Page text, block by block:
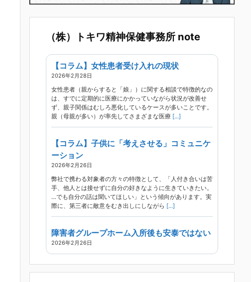
（株）トキワ精神保健事務所 note
【コラム】女性患者受け入れの現状
2026年2月28日
女性患者（親からすると「娘」）に関する相談で特徴的なの
は、すでに定期的に医療にかかっていながら状況が改善せ
ず、親子関係はむしろ悪化しているケースが多いことです。
親（母親が多い）が率先してさまざまな医療 [...]
【コラム】子供に「考えさせる」コミュニケ
ーション
2026年2月26日
弊社で携わる対象者の方々の特徴として、「人付き合いは苦
手、他人とは接せずに自分の好きなように生きていきたい。
…でも自分の話は聞いてほしい」という傾向があります。実
際に、第三者に敵意をむき出しにしながら [...]
障害者グループホーム入所後も安泰ではない
2026年2月26日
現在、精神科病院は早期退院が主流です。家族での受け入れ
や一人暮らしは難しく、かといって本人が施設入所を拒んで
いる（つまり行き先が見つかっていない）ような場合でも、